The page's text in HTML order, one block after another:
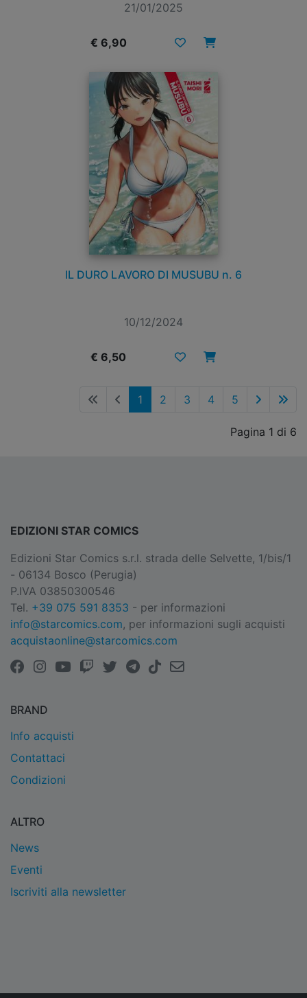
21/01/2025
€ 6,90
IL DURO LAVORO DI MUSUBU n. 6
10/12/2024
€ 6,50
1 2 3 4 5
Pagina 1 di 6
EDIZIONI STAR COMICS
Edizioni Star Comics s.r.l. strada delle Selvette, 1/bis/1
- 06134 Bosco (Perugia)
P.IVA 03850300546
Tel. +39 075 591 8353 - per informazioni
info@starcomics.com, per informazioni sugli acquisti
acquistaonline@starcomics.com
BRAND
Info acquisti
Contattaci
Condizioni
ALTRO
News
Eventi
Iscriviti alla newsletter